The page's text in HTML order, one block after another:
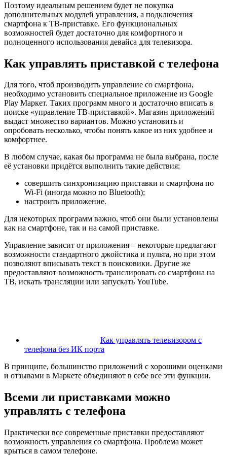
Поэтому идеальным решением будет не покупка
дополнительных модулей управления, а подключения
смартфона к ТВ-приставке. Его функциональных
возможностей будет достаточно для комфортного и
полноценного использования девайса для телевизора.
Как управлять приставкой с телефона
Для того, чтоб производить управление со смартфона,
необходимо установить специальное приложение из Google
Play Маркет. Таких программ много и достаточно вписать в
поиске «управление ТВ-приставкой». Магазин приложений
выдаст множество вариантов. Можно установить и
опробовать несколько, чтобы понять какое из них удобнее и
комфортнее.
В любом случае, какая бы программа не была выбрана, после
её установки придётся выполнить такие действия:
совершить синхронизацию приставки и смартфона по
Wi-Fi (иногда можно по Bluetooth);
настроить приложение.
Для некоторых программ важно, чтоб они были установлены
как на смартфоне, так и на самой приставке.
Управление зависит от приложения – некоторые предлагают
возможности стандартного джойстика и пульта, но при этом
позволяют вписывать текст в поисковики. Другие же
предоставляют возможность транслировать со смартфона на
ТВ, искать трансляции или запускать YouTube.
Как управлять телевизором с
телефона без ИК порта
В принципе, большинство приложений с хорошими оценками
и отзывами в Маркете объединяют в себе все эти функции.
Всеми ли приставками можно
управлять с телефона
Практически все современные приставки предоставляют
возможность управления со смартфона. Проблема может
крыться в самом телефоне.